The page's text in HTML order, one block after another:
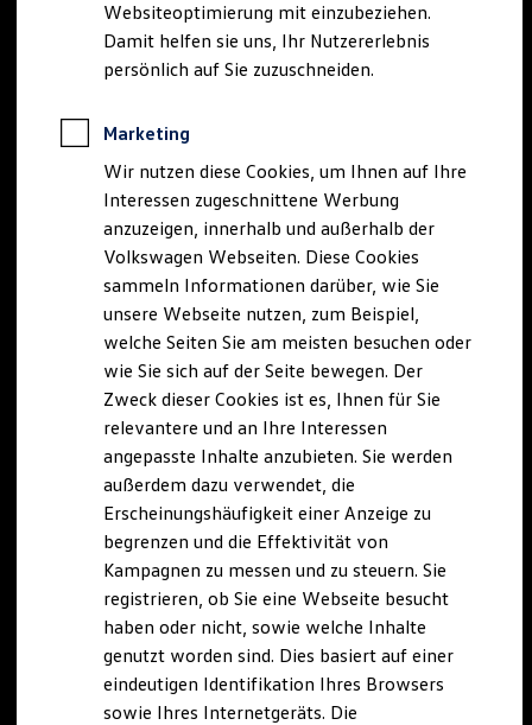
Elektrofahrzeugkonzepte
ID. EVERY1
Reichweite
Rekuperation
Laden unterwegs
Laden Zuhause
Ladestationen finden
Ladezeitensimulator
Batterie
Sicherheit
Nachhaltigkeit
Technologie
Kosten und Kauf
Kaufoptionen
E-Auto-Förderung
Software und Konnektivität
Die ID. Software 6
ID. Software Versionen und Updates
Digitale Extras
Schnittstellen zu Ihrem ID.
Hybridautos
Marke und Erlebnis
Volkswagen R und R Experience
R-Modelle
R Experience
Driving Experience
Volkswagen entdecken
Werkbesichtigung
Websiteoptimierung mit einzubeziehen.
Damit helfen sie uns, Ihr Nutzererlebnis
persönlich auf Sie zuzuschneiden.
Marketing
Wir nutzen diese Cookies, um Ihnen auf Ihre
Interessen zugeschnittene Werbung
anzuzeigen, innerhalb und außerhalb der
Volkswagen Webseiten. Diese Cookies
sammeln Informationen darüber, wie Sie
unsere Webseite nutzen, zum Beispiel,
welche Seiten Sie am meisten besuchen oder
wie Sie sich auf der Seite bewegen. Der
Zweck dieser Cookies ist es, Ihnen für Sie
relevantere und an Ihre Interessen
angepasste Inhalte anzubieten. Sie werden
außerdem dazu verwendet, die
Erscheinungshäufigkeit einer Anzeige zu
begrenzen und die Effektivität von
Kampagnen zu messen und zu steuern. Sie
registrieren, ob Sie eine Webseite besucht
haben oder nicht, sowie welche Inhalte
genutzt worden sind. Dies basiert auf einer
eindeutigen Identifikation Ihres Browsers
sowie Ihres Internetgeräts. Die